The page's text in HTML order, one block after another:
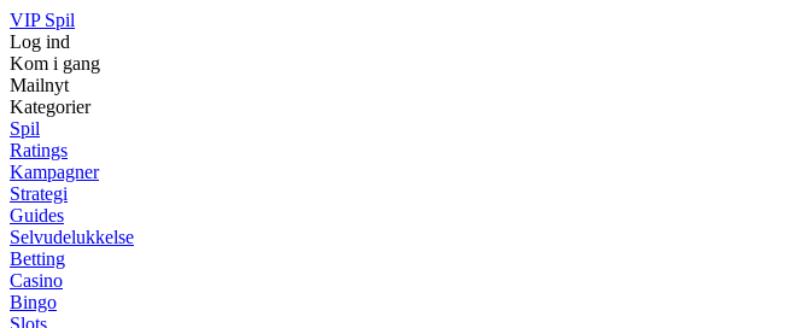
VIP Spil
Log ind
Kom i gang
Mailnyt
Kategorier
Spil
Ratings
Kampagner
Strategi
Guides
Selvudelukkelse
Betting
Casino
Bingo
Slots